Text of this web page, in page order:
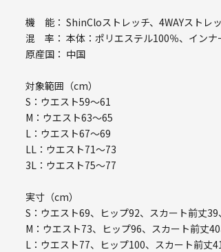
機 能： ShinCloストレッチ、4WAYストレ
混 率： 本体：ポリエステル100％、イン
原産国： 中国
対象範囲（cm）
S：ウエスト59～61
M：ウエスト63～65
L：ウエスト67～69
LL：ウエスト71～73
3L：ウエスト75～77
実寸（cm）
S：ウエスト69、ヒップ92、スカート前丈
M：ウエスト73、ヒップ96、スカート前丈
L：ウエスト77、ヒップ100、スカート前丈